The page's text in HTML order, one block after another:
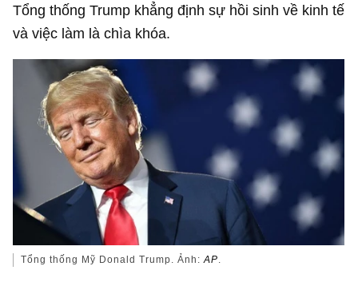
Tổng thống Trump khẳng định sự hồi sinh về kinh tế
và việc làm là chìa khóa.
Tổng thống Mỹ Donald Trump. Ảnh:AP.